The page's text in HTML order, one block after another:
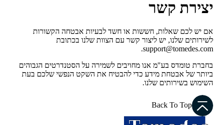
יצירת קשר
אם יש לכם שאלות, חששות או חשד לבעיות אבטחה הקשורות
לשירותים שלנו, יש ליצור קשר עם הצוות שלנו בכתובת
support@tomedes.com.
בחברת טומדס בע"מ אנו מחויבים לשמירה על הסטנדרטים הגבוהים
ביותר של אבטחת מידע כדי להבטיח את השקט הנפשי שלכם בעת
השימוש בשירותים שלנו.
Back To Top